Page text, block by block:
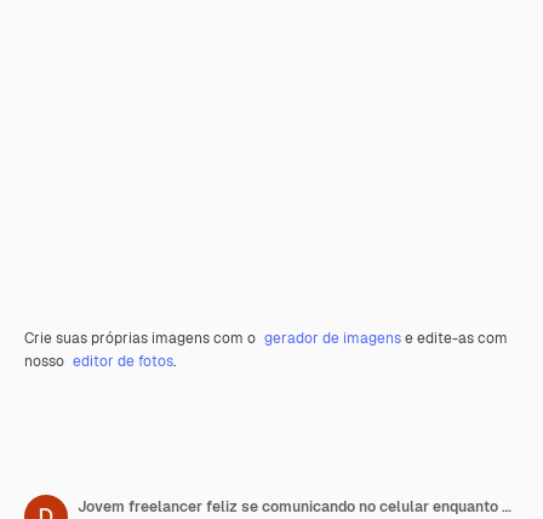
Crie suas próprias imagens com o gerador de imagense edite-as com
nosso editor de fotos.
Jovem freelancer feliz se comunicando no celular enquanto navega na net no PC desktop à noite em casa